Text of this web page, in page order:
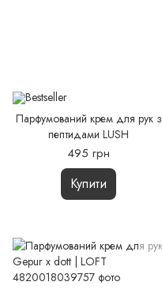
Парфумований крем для рук з
пептидами LUSH
495 грн
Купити